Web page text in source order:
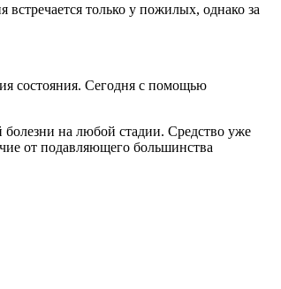
только у пожилых, однако за
состояния. Сегодня с помощью
на любой стадии. Средство уже
от подавляющего большинства